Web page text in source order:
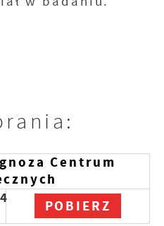
Centrum
POBIERZ